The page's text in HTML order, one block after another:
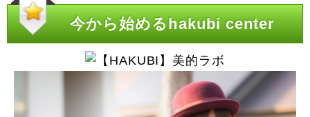
今から始めるhakubi center